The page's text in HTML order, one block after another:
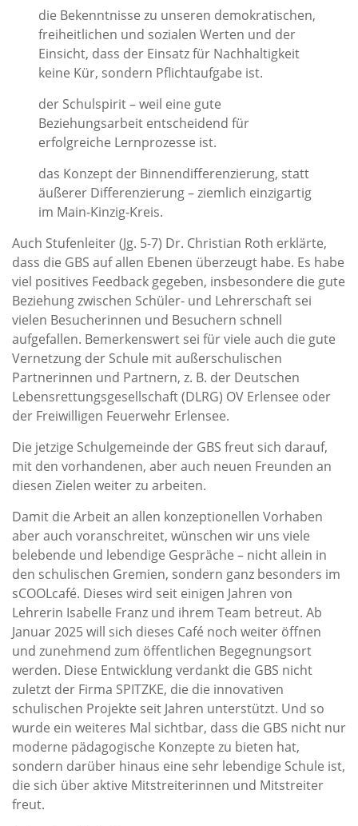
die Bekenntnisse zu unseren demokratischen,
freiheitlichen und sozialen Werten und der
Einsicht, dass der Einsatz für Nachhaltigkeit
keine Kür, sondern Pflichtaufgabe ist.
der Schulspirit – weil eine gute
Beziehungsarbeit entscheidend für
erfolgreiche Lernprozesse ist.
das Konzept der Binnendifferenzierung, statt
äußerer Differenzierung – ziemlich einzigartig
im Main-Kinzig-Kreis.
Auch Stufenleiter (Jg. 5-7) Dr. Christian Roth erklärte,
dass die GBS auf allen Ebenen überzeugt habe. Es habe
viel positives Feedback gegeben, insbesondere die gute
Beziehung zwischen Schüler- und Lehrerschaft sei
vielen Besucherinnen und Besuchern schnell
aufgefallen. Bemerkenswert sei für viele auch die gute
Vernetzung der Schule mit außerschulischen
Partnerinnen und Partnern, z. B. der Deutschen
Lebensrettungsgesellschaft (DLRG) OV Erlensee oder
der Freiwilligen Feuerwehr Erlensee.
Die jetzige Schulgemeinde der GBS freut sich darauf,
mit den vorhandenen, aber auch neuen Freunden an
diesen Zielen weiter zu arbeiten.
Damit die Arbeit an allen konzeptionellen Vorhaben
aber auch voranschreitet, wünschen wir uns viele
belebende und lebendige Gespräche – nicht allein in
den schulischen Gremien, sondern ganz besonders im
sCOOLcafé. Dieses wird seit einigen Jahren von
Lehrerin Isabelle Franz und ihrem Team betreut. Ab
Januar 2025 will sich dieses Café noch weiter öffnen
und zunehmend zum öffentlichen Begegnungsort
werden. Diese Entwicklung verdankt die GBS nicht
zuletzt der Firma SPITZKE, die die innovativen
schulischen Projekte seit Jahren unterstützt. Und so
wurde ein weiteres Mal sichtbar, dass die GBS nicht nur
moderne pädagogische Konzepte zu bieten hat,
sondern darüber hinaus eine sehr lebendige Schule ist,
die sich über aktive Mitstreiterinnen und Mitstreiter
freut.